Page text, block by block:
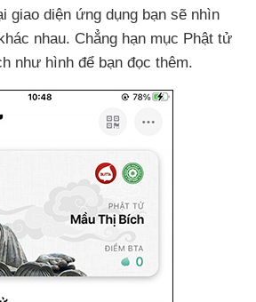
giao diện ứng dụng bạn sẽ nhìn
nhau. Chẳng hạn mục Phật tử
như hình để bạn đọc thêm.